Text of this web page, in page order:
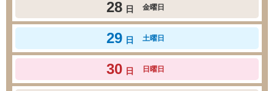
28 日 金曜日
29 日 土曜日
30 日 日曜日